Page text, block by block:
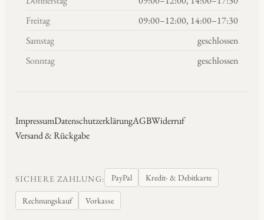
Freitag
09:00–12:00, 14:00–17:30
Samstag
geschlossen
Sonntag
geschlossen
ImpressumDatenschutzerklärungAGBWiderruf
Versand & Rückgabe
SICHERE ZAHLUNG: PayPal Kredit- & Debitkarte
Rechnungskauf Vorkasse